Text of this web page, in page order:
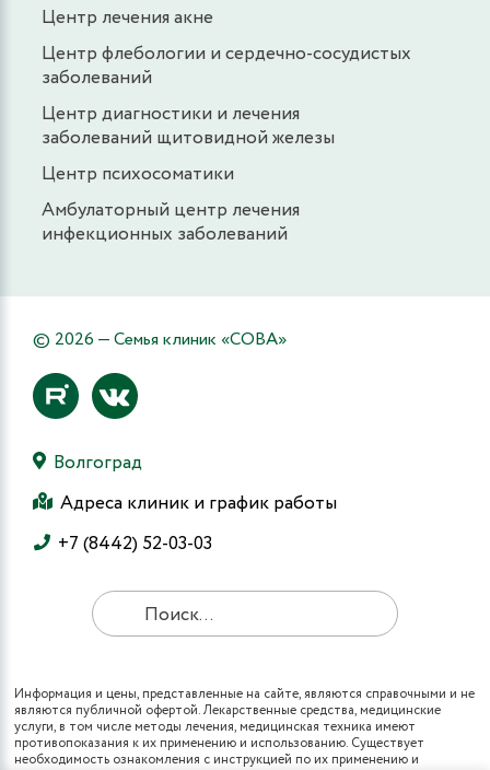
Центр лечения акне
Центр флебологии и сердечно-сосудистых
заболеваний
Центр диагностики и лечения
заболеваний щитовидной железы
Центр психосоматики
Амбулаторный центр лечения
инфекционных заболеваний
© 2026 — Семья клиник «СОВА»
Волгоград
Адреса клиник и график работы
+7 (8442) 52-03-03
Информация и цены, представленные на сайте, являются справочными и не
являются публичной офертой. Лекарственные средства, медицинские
услуги, в том числе методы лечения, медицинская техника имеют
противопоказания к их применению и использованию. Существует
необходимость ознакомления с инструкцией по их применению и